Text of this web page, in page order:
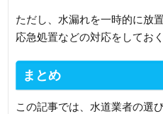
ただし、水漏れを一時的に放
応急処置などの対応をしてお
まとめ
この記事では、水道業者の選